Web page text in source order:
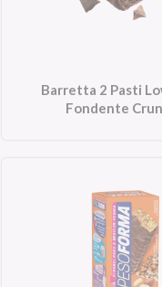
Barretta 2 Pasti
Fondente